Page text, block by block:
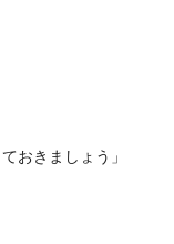
おきましょう」